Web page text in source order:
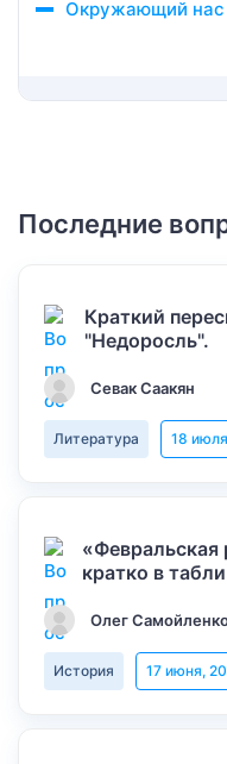
Окружающий нас
Последние
Краткий
"Недоросль".
Севак Саакян
Литература 18
«Февральская
кратко в
Олег
История 17 июня,